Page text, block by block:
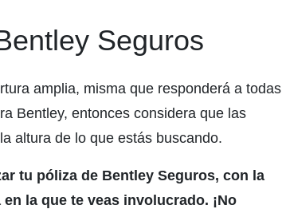
Seguros
amplia, misma que responderá a todas
Bentley, entonces considera que las
altura de lo que estás buscando.
tu póliza de Bentley Seguros, con la
la que te veas involucrado. ¡No